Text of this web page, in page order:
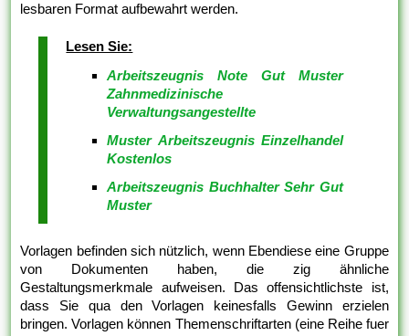
lesbaren Format aufbewahrt werden.
Lesen Sie:
Arbeitszeugnis Note Gut Muster
Zahnmedizinische
Verwaltungsangestellte
Muster Arbeitszeugnis Einzelhandel
Kostenlos
Arbeitszeugnis Buchhalter Sehr Gut
Muster
Vorlagen befinden sich nützlich, wenn Ebendiese eine Gruppe
von Dokumenten haben, die zig ähnliche
Gestaltungsmerkmale aufweisen. Das offensichtlichste ist,
dass Sie qua den Vorlagen keinesfalls Gewinn erzielen
bringen. Vorlagen können Themenschriftarten (eine Reihe fuer